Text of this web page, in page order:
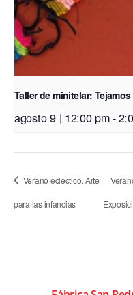
Taller de minitelar:
agosto 9 | 12:00 pm-
Verano ecléctico. Arte
para las infancias